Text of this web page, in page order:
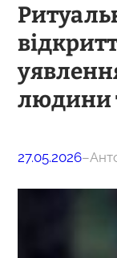
людини
27.05.2026–